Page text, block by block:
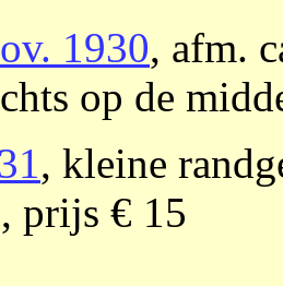
1930, afm.
op de
, kleine
prijs € 15